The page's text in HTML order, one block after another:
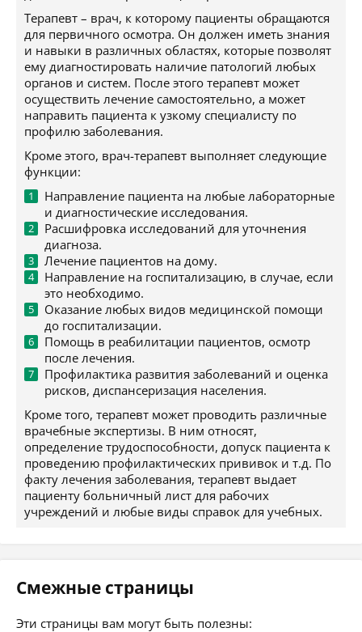
Терапевт – врач, к которому пациенты обращаются
для первичного осмотра. Он должен иметь знания
и навыки в различных областях, которые позволят
ему диагностировать наличие патологий любых
органов и систем. После этого терапевт может
осуществить лечение самостоятельно, а может
направить пациента к узкому специалисту по
профилю заболевания.
Кроме этого, врач-терапевт выполняет следующие
функции:
Направление пациента на любые лабораторные
и диагностические исследования.
Расшифровка исследований для уточнения
диагноза.
Лечение пациентов на дому.
Направление на госпитализацию, в случае, если
это необходимо.
Оказание любых видов медицинской помощи
до госпитализации.
Помощь в реабилитации пациентов, осмотр
после лечения.
Профилактика развития заболеваний и оценка
рисков, диспансеризация населения.
Кроме того, терапевт может проводить различные
врачебные экспертизы. В ним относят,
определение трудоспособности, допуск пациента к
проведению профилактических прививок и т.д. По
факту лечения заболевания, терапевт выдает
пациенту больничный лист для рабочих
учреждений и любые виды справок для учебных.
Смежные страницы
Эти страницы вам могут быть полезны: